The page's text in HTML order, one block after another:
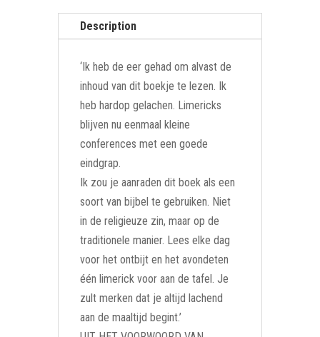
Description
‘Ik heb de eer gehad om alvast de
inhoud van dit boekje te lezen. Ik
heb hardop gelachen. Limericks
blijven nu eenmaal kleine
conferences met een goede
eindgrap.
Ik zou je aanraden dit boek als een
soort van bijbel te gebruiken. Niet
in de religieuze zin, maar op de
traditionele manier. Lees elke dag
voor het ontbijt en het avondeten
één limerick voor aan de tafel. Je
zult merken dat je altijd lachend
aan de maaltijd begint.’